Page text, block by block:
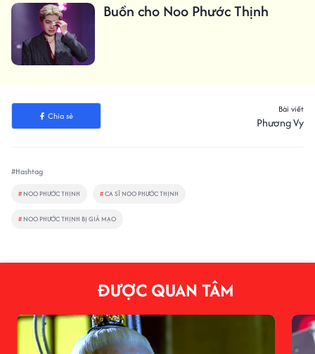
Buồn cho Noo Phước Thịnh
Chia sẻ
Bài viết
Phương Vy
#Hashtag
# NOO PHƯỚC THỊNH #CA SĨ NOO PHƯỚC THỊNH
# NOO PHƯỚC THỊNH BỊ GIẢ MẠO
ĐƯỢC QUAN TÂM